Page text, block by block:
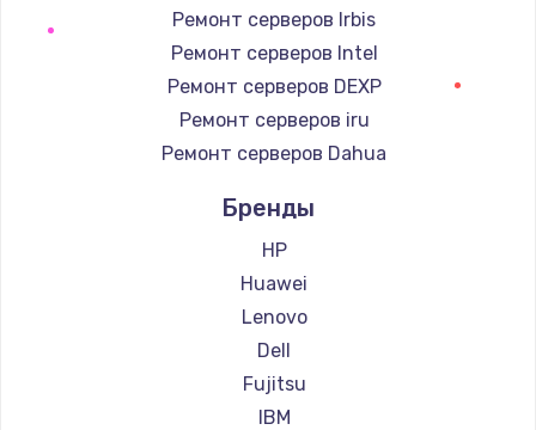
Замена платы сенсора
900 руб.
Заказать
Замена регулятора режимов конфорки
900 руб.
Заказать
Замена сенсорного датчика
1300 руб.
Заказать
Ремонт серверов Irbis
Ремонт серверов Intel
Ремонт серверов DEXP
Ремонт серверов iru
Ремонт серверов Dahua
Бренды
HP
Huawei
Lenovo
Dell
Fujitsu
IBM